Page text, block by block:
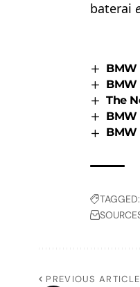
baterai
BMW
BMW
The
BMW
BMW
TAGGED:
PREVIOUS ARTICLE